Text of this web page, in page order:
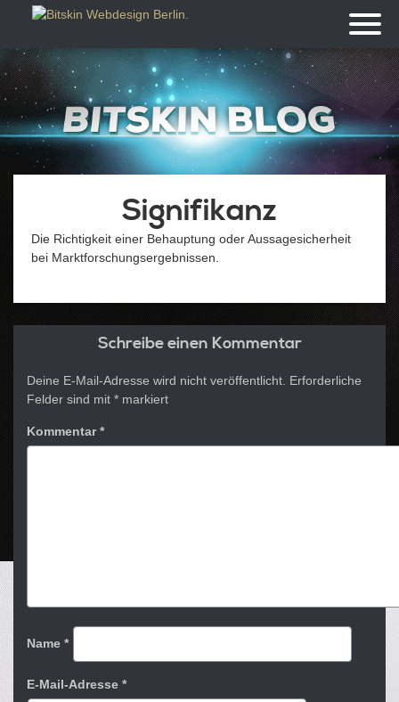
Signifikanz
Die Richtigkeit einer Behauptung oder Aussagesicherheit
bei Marktforschungsergebnissen.
Schreibe einen Kommentar
Deine E-Mail-Adresse wird nicht veröffentlicht. Erforderliche
Felder sind mit * markiert
Kommentar*
Name *
E-Mail-Adresse *